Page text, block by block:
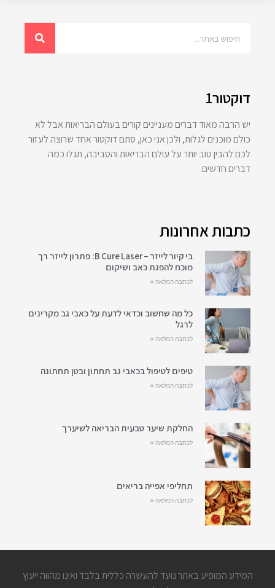
דוקטור1
יש הרבה מאוד דברים מעניינים קורים בעולם הבריאות אבל לא
כולם מוכנים לגלות, ולכן אני כאן, סתם דוקטור אחד שרוצה לעזור
לכם להבין טוב יותר על עולם הבריאות והסביבה, תגלו כמה
דברים חדשים.
כתבות אחרונות
בי קיור לייזר – B Cure Laser: פתרון לייזר רך
מוכח להפגת כאב ושיקום
לכתבה המלאה »
כל מה שחשוב וכדאי לדעת על כאבי גב מקרינים
לרגל
לכתבה המלאה »
טיפים לטיפול בכאבי גב תחתון ובטן תחתונה
לכתבה המלאה »
החלקת שיער טבעית הבריאה לשיערך
לכתבה המלאה »
תחליפי אפייה בריאים
לכתבה המלאה »
המידע המופיע באתר נועד להעשרה כללית בלבד ואינו מהווה ייעוץ